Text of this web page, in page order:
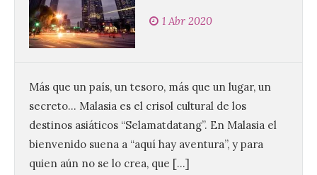
1 Abr 2020
Más que un país, un tesoro, más que un lugar, un
secreto… Malasia es el crisol cultural de los
destinos asiáticos “Selamatdatang”. En Malasia el
bienvenido suena a “aquí hay aventura”, y para
quien aún no se lo crea, que […]